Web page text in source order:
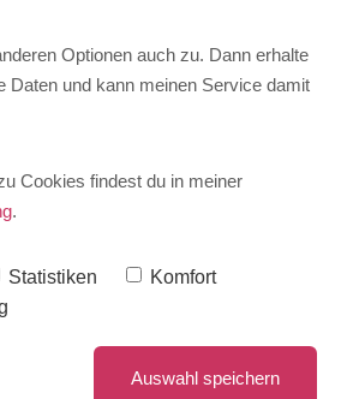
durch Sylt. Franz jagt
Optionen auch zu. Dann erhalte
Daten und kann meinen Service damit
Cookies findest du in meiner
.
Statistiken
Komfort
Auswahl speichern